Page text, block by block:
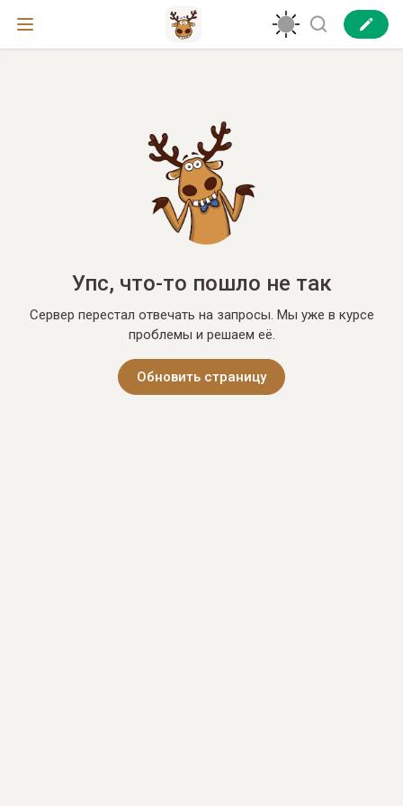
Упс, что-то пошло не так
Сервер перестал отвечать на запросы. Мы уже в курсе
проблемы и решаем её.
Обновить страницу